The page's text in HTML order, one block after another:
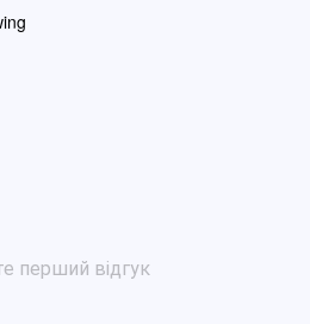
перший відгук